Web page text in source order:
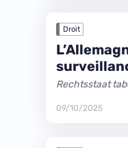
Droit
Rechtsstaat
09/10/2025